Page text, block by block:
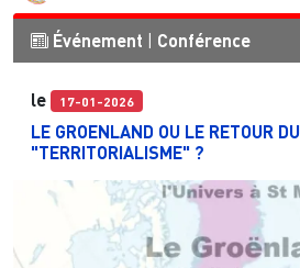
Événement Conférence
le 17-01-2026
LE GROENLAND OU LE RETOUR DU
"TERRITORIALISME" ?